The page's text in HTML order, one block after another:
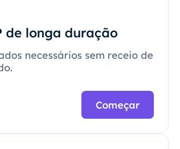
de longa duração
necessários sem receio de
Começar